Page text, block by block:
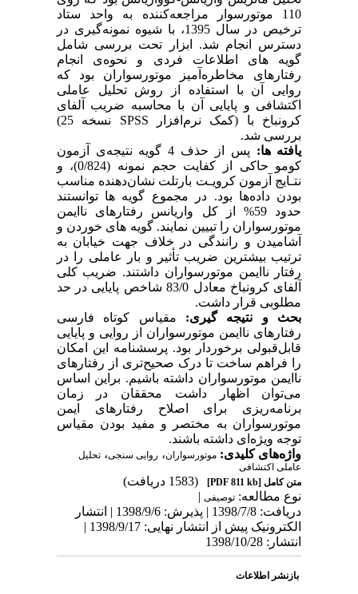
110 موتورسوار مراجعه‌کننده به واحد ستاد
ترخیص در سال 1395، با شیوه نمونه‌گیری در
دسترس انجام شد. ابزار تحت بررسی شامل
گویه های اطلاعات فردی و نحوه‌ی انجام
رفتارهای مخاطره‌آمیز موتورسواران بود که
روایی آن با استفاده از روش تحلیل عاملی
اکتشافی و پایایی آن با محاسبه ضریب آلفای
کرونباخ با (کمک نرم‌افزار SPSS
نسخه 25)
بررسی شد.
یافته ها:
پس از حذف 4 گویه نتیجه‌ی آزمون
کومو حاکی از کفایت حجم نمونه (0/824)، و
نتـایج آزمون کرویـت بارتلت نشان‌دهنده مناسب
بودن داده‌ها بود. در مجموع گویه ها توانستند
حدود 59% از کل واریانس رفتارهای ناایمن
موتورسواران را تبیین نمایند. گویه های خوردن و
آشامیدن و رانندگی در خلاف جهت خیابان به
ترتیب بیشترین ضریب تأثیر و بار عاملی را در
رفتار ناایمن موتورسواران داشتند. ضریب کلی
آلفای کرونباخ معادل 83/0 شاخص پایایی در حد
مطلوبی قرار داشت.
بحث و نتیجه گیری:
مقیاس کوتاه فارسی
رفتارهای ناایمن موتورسواران از روایی و پایایی
قابل‌قبولی برخوردار بود. پرسشنامه این امکان
را فراهم ساخت تا درک صحیح‌تری از رفتارهای
ناایمن موتورسواران داشته باشیم. براین اساس
می‌توان اظهار داشت محققان در زمان
برنامه‌ریزی برای اصلاح رفتارهای ایمن
موتورسواران به مختصر و مفید بودن مقیاس
توجه ویژه‌ای داشته باشند.
واژه‌های کلیدی: موتورسواران، روایی سنجی، تحلیل
عاملی اکتشافی
متن کامل[PDF 811 kb]
(1583 دریافت)
نوع مطالعه: توصیفی|
دریافت: 1398/7/8 | پذیرش: 1398/9/6 | انتشار
الکترونیک پیش از انتشار نهایی: 1398/9/17 |
انتشار: 1398/10/28
بازنشر اطلاعات